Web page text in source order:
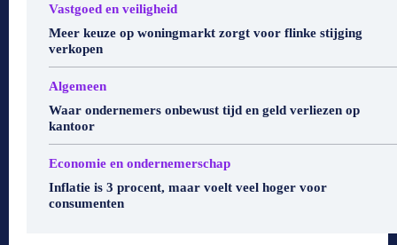
Vastgoed en veiligheid
Meer keuze op woningmarkt zorgt voor flinke stijging
verkopen
Algemeen
Waar ondernemers onbewust tijd en geld verliezen op
kantoor
Economie en ondernemerschap
Inflatie is 3 procent, maar voelt veel hoger voor
consumenten